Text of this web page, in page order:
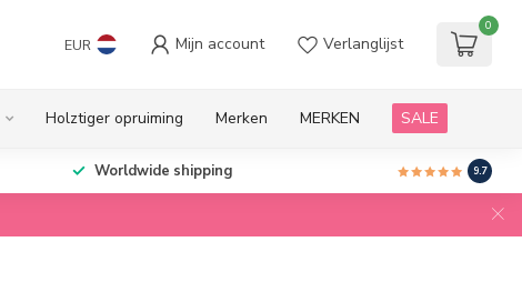
EUR Mijn account Verlanglijst
0
Holztiger opruiming Merken MERKEN SALE
Worldwide shipping 9.7